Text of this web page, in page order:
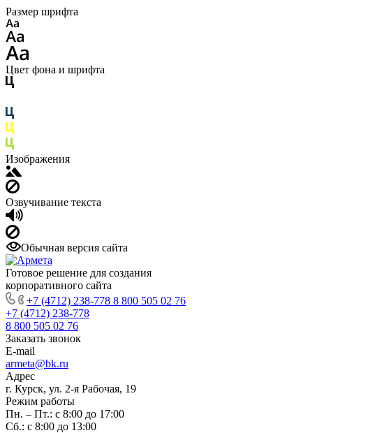
Размер шрифта
Цвет фона и шрифта
Изображения
Озвучивание текста
Обычная версия сайта
Готовое решение для создания
корпоративного сайта
+7 (4712) 238-778 8 800 505 02 76
+7 (4712) 238-778
8 800 505 02 76
Заказать звонок
E-mail
armeta@bk.ru
Адрес
г. Курск, ул. 2-я Рабочая, 19
Режим работы
Пн. – Пт.: с 8:00 до 17:00
Сб.: с 8:00 до 13:00